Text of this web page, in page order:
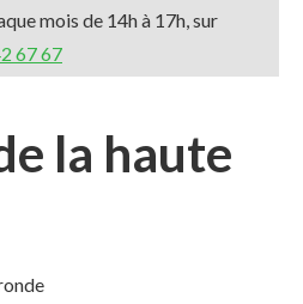
mois de 14h à 17h, sur
67 67
la haute